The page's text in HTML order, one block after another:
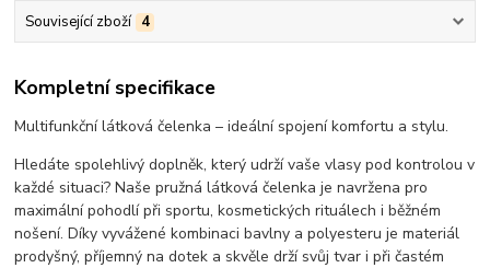
Související zboží 4
Kompletní specifikace
Multifunkční látková čelenka – ideální spojení komfortu a stylu.
Hledáte spolehlivý doplněk, který udrží vaše vlasy pod kontrolou v
každé situaci? Naše pružná látková čelenka je navržena pro
maximální pohodlí při sportu, kosmetických rituálech i běžném
nošení. Díky vyvážené kombinaci bavlny a polyesteru je materiál
prodyšný, příjemný na dotek a skvěle drží svůj tvar i při častém